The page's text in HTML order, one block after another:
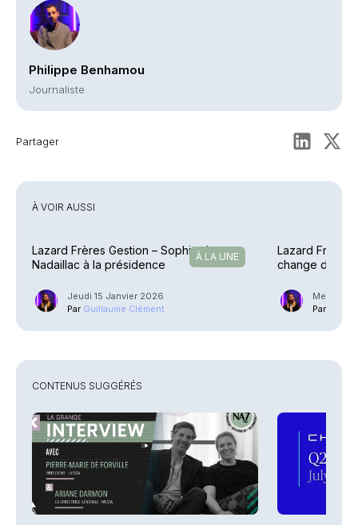
Philippe Benhamou
Journaliste
Partager
À VOIR AUSSI
À LA UNE
Lazard Frères Gestion – Sophie de
Nadaillac à la présidence
Jeudi 15 Janvier 2026
Par Guillaume Clément
Lazard Frères
change de
Mercredi
Par
CONTENUS SUGGÉRÉS